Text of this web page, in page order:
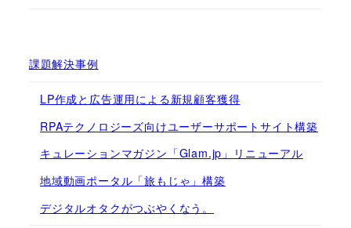
課題解決事例
LP作成と広告運用による新規顧客獲得
RPAテクノロジーズ向けユーザーサポートサイト構築
キュレーションマガジン「Glam.jp」リニューアル
地域動画ポータル「旅もじゃ」構築
デジタルオタクがつぶやくなう。